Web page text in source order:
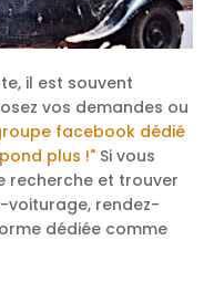
il est souvent
vos demandes ou
facebook dédié
plus !" Si vous
recherche et trouver
rendez-
dédiée comme